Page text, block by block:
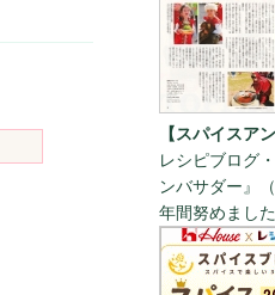
【スパイスア
レシピブログ
ンバサダー』
年間努めました